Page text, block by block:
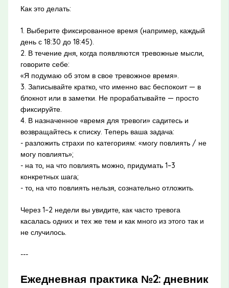
Как это делать:
1. Выберите фиксированное время (например, каждый
день с 18:30 до 18:45).
2. В течение дня, когда появляются тревожные мысли,
говорите себе:
«Я подумаю об этом в свое тревожное время».
3. Записывайте кратко, что именно вас беспокоит — в
блокнот или в заметки. Не прорабатывайте — просто
фиксируйте.
4. В назначенное «время для тревоги» садитесь и
возвращайтесь к списку. Теперь ваша задача:
- разложить страхи по категориям: «могу повлиять / не
могу повлиять»;
- на то, на что повлиять можно, придумать 1–3
конкретных шага;
- то, на что повлиять нельзя, сознательно отложить.
Через 1–2 недели вы увидите, как часто тревога
касалась одних и тех же тем и как много из этого так и
не случилось.
---
Ежедневная практика №2: дневник